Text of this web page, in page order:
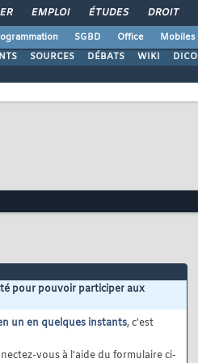
EMPLOI ÉTUDES DROIT
SGBD Office Mobiles
SOURCES DÉBATS WIKI DICO
pour pouvoir participer aux
un en quelques instants, c'est
vous à l'aide du formulaire ci-